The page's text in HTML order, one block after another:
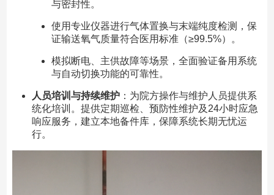
与密封性。
使用专业仪器进行气体置换与末端纯度检测，保
证输送氧气质量符合医用标准（≥99.5%）。
模拟断电、主供故障等场景，全面验证备用系统
与自动切换功能的可靠性。
人员培训与持续维护：为院方操作与维护人员提供系
统化培训。提供定期巡检、预防性维护及24小时应急
响应服务，建立本地备件库，保障系统长期无忧运
行。